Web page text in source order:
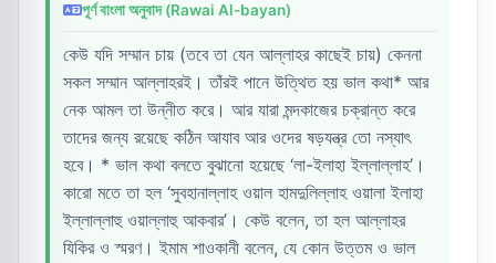
পূর্ণ বাংলা অনুবাদ (Rawai Al-bayan)
কেউ যদি সম্মান চায় (তবে তা যেন আল্লাহর কাছেই চায়) কেননা
সকল সম্মান আল্লাহরই। তাঁরই পানে উত্থিত হয় ভাল কথা* আর
নেক আমল তা উন্নীত করে। আর যারা মন্দকাজের চক্রান্ত করে
তাদের জন্য রয়েছে কঠিন আযাব আর ওদের ষড়যন্ত্র তো নস্যাৎ
হবে। * ভাল কথা বলতে বুঝানো হয়েছে ‘লা-ইলাহা ইল্লাল্লাহ’।
কারো মতে তা হল ‘সুবহানাল্লাহ ওয়াল হামদুলিল্লাহ ওয়ালা ইলাহা
ইল্লাল্লাহু ওয়াল্লাহু আকবার’। কেউ বলেন, তা হল আল্লাহর
যিকির ও স্মরণ। ইমাম শাওকানী বলেন, যে কোন উত্তম ও ভাল